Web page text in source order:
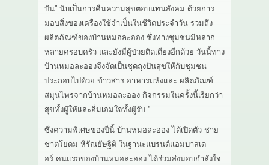
ปัน” นับเป็นการคืนความสุขตอบแทนสังคม ด้วยการ
มอบสิ่งของเครื่องใช้จำเป็นในชีวิตประจำวัน รวมถึง
ผลิตภัณฑ์ของบ้านหมอละออง ซึ่งทางชุมชนมีหลาก
หลายครอบครัว และยังมีผู้ป่วยติดเตียงอีกด้วย วันนี้ทาง
บ้านหมอละอองจึงจัดเป็นชุดถุงปันสุขให้กับชุมชน
ประกอบไปด้วย ข้าวสาร อาหารแห้งและ ผลิตภัณฑ์
สมุนไพรจากบ้านหมอละออง กิจกรรมในครั้งนี้เรียกว่า
สุขทั้งผู้ให้และอิ่มเอมใจทั้งผู้รับ ”
ซึ่งความพิเศษของปีนี้ บ้านหมอละออง ได้เปิดตัว ชาย
ชาตโยดม หิรัณยัษฐิติ ในฐานะแบรนด์แอมบาสเด
อร์ คนแรกของบ้านหมอละออง ได้ร่วมส่งมอบกำลังใจ